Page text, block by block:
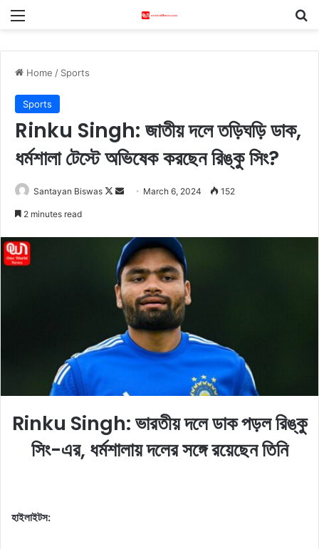
Home / Sports
Sports
Rinku Singh: জাতীয় দলে তড়িঘড়ি ডাক,
ধর্মশালা টেস্টে অভিষেক করছেন রিঙ্কু সিং?
Santayan Biswas
F
o
w
o
n
d
a
n
e
m
a
i
March 6, 2024 152
2 minutes read
Rinku Singh: ভারতীয় দলে ডাক পড়ল রিঙ্কু
সিং-এর, ধর্মশালায় দলের সঙ্গে রয়েছেন তিনি
হাইলাইটস: